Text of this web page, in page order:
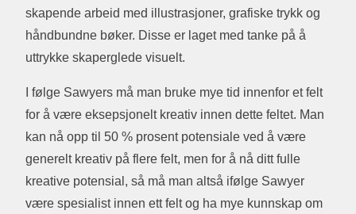
skapende arbeid med illustrasjoner, grafiske trykk og
håndbundne bøker. Disse er laget med tanke på å
uttrykke skaperglede visuelt.
I følge Sawyers må man bruke mye tid innenfor et felt
for å være eksepsjonelt kreativ innen dette feltet. Man
kan nå opp til 50 % prosent potensiale ved å være
generelt kreativ på flere felt, men for å nå ditt fulle
kreative potensial, så må man altså ifølge Sawyer
være spesialist innen ett felt og ha mye kunnskap om